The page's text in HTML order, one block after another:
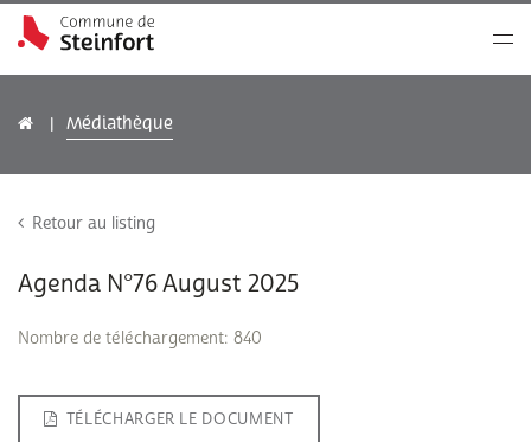
Médiathèque
Retour au listing
Agenda N°76 August 2025
Nombre de téléchargement: 840
TÉLÉCHARGER LE DOCUMENT